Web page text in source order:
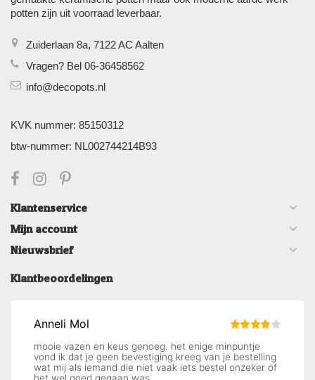
potten zijn uit voorraad leverbaar.
Zuiderlaan 8a, 7122 AC Aalten
Vragen? Bel 06-36458562
info@decopots.nl
KVK nummer: 85150312
btw-nummer: NL002744214B93
Klantenservice
Mijn account
Nieuwsbrief
Klantbeoordelingen